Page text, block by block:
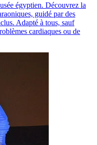
égyptien. Découvrez la
guidé par des
Adapté à tous, sauf
cardiaques ou de